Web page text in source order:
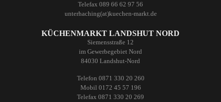
Telefax 089 66 62 97 56
unterhaching(at)kuechen-markt.de
KÜCHENMARKT LANDSHUT NORD
Siemensstraße 12
im Gewerbegebiet Nord
84030 Landshut-Nord
Telefon 0871 330 20 260
Mobil 0172 45 57 196
Telefax 0871 330 20 269